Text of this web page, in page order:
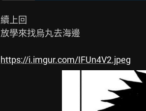
續上回
放學來找烏丸去海邊
https://i.imgur.com/IFUn4V2.jpeg